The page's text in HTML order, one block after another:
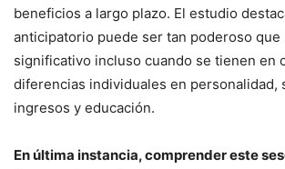
beneficios a largo plazo. El estudio
anticipatorio puede ser tan poderoso que
significativo incluso cuando se tienen en
diferencias individuales en personalidad,
ingresos y educación.
En última instancia, comprender este